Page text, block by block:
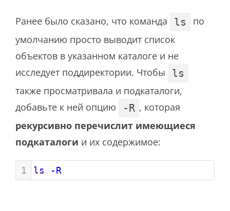
Ранее было сказано, что команда ls
по
умолчанию просто выводит список
объектов в указанном каталоге и не
исследует поддиректории. Чтобы
ls
также просматривала и подкаталоги,
добавьте к ней опцию
-R , которая
рекурсивно перечислит имеющиеся
подкаталоги и их содержимое:
1 ls -R